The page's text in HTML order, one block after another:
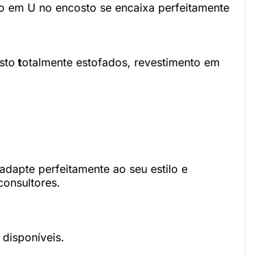
U no encosto se encaixa perfeitamente
totalmente estofados, revestimento em
perfeitamente ao seu estilo e